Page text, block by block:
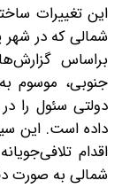
این تغییرات
شمالی که‌ در شهر
بر‌اساس
جنوبی، موسوم
دولتی سئول را
داده است. این
اقدام
شمالی به صورت